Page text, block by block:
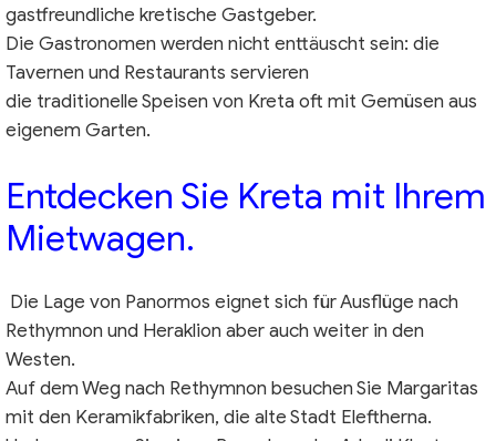
gastfreundliche kretische Gastgeber.
Die Gastronomen werden nicht enttäuscht sein: die
Tavernen und Restaurants servieren
die traditionelle Speisen von Kreta oft mit Gemüsen aus
eigenem Garten.
Entdecken Sie Kreta mit Ihrem
Mietwagen.
Die Lage von Panormos eignet sich für Ausflüge nach
Rethymnon und Heraklion aber auch weiter in den
Westen.
Auf dem Weg nach Rethymnon besuchen Sie Margaritas
mit den Keramikfabriken, die alte Stadt Eleftherna.